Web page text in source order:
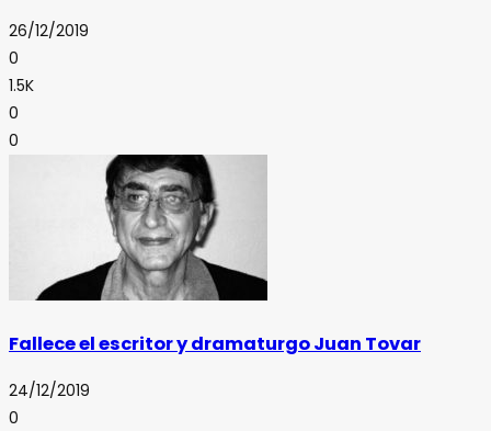
26/12/2019
0
1.5K
0
0
Fallece el escritor y dramaturgo Juan Tovar
24/12/2019
0